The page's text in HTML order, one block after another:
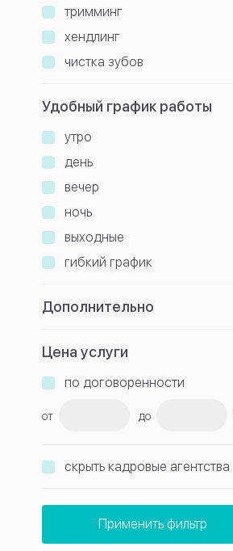
тримминг
хендлинг
чистка зубов
Удобный график работы
утро
день
вечер
ночь
выходные
гибкий график
Дополнительно
Цена услуги
по договоренности
от до
скрыть кадровые агентства
Применить фильтр